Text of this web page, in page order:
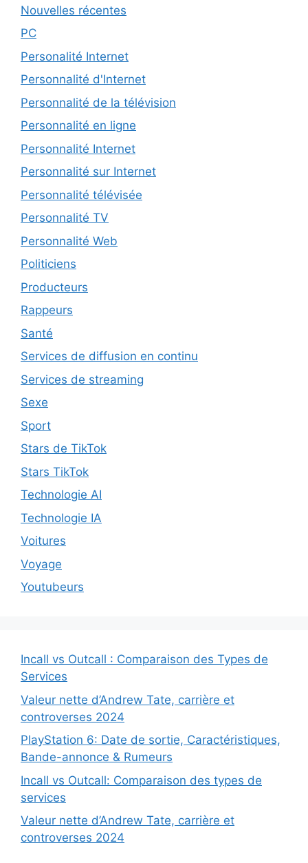
Nouvelles récentes
PC
Personalité Internet
Personnalité d'Internet
Personnalité de la télévision
Personnalité en ligne
Personnalité Internet
Personnalité sur Internet
Personnalité télévisée
Personnalité TV
Personnalité Web
Politiciens
Producteurs
Rappeurs
Santé
Services de diffusion en continu
Services de streaming
Sexe
Sport
Stars de TikTok
Stars TikTok
Technologie AI
Technologie IA
Voitures
Voyage
Youtubeurs
Incall vs Outcall : Comparaison des Types de
Services
Valeur nette d’Andrew Tate, carrière et
controverses 2024
PlayStation 6: Date de sortie, Caractéristiques,
Bande-annonce & Rumeurs
Incall vs Outcall: Comparaison des types de
services
Valeur nette d’Andrew Tate, carrière et
controverses 2024